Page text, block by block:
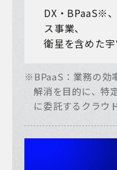
DX・BPaaS※
ス事業、
衛星を含めた
※BPaaS：業務の効
解消を目的に、特
に委託するクラウ